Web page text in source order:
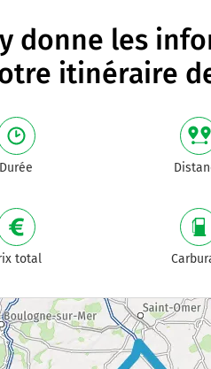
donne les
itinéraire
Durée
total